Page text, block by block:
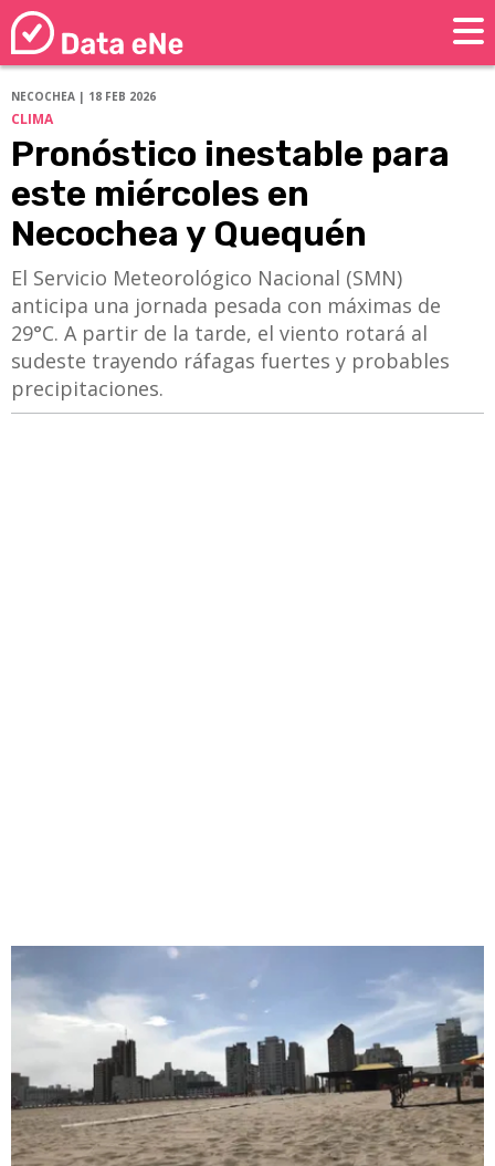
NECOCHEA | 18 FEB 2026
CLIMA
Pronóstico inestable para
este miércoles en
Necochea y Quequén
El Servicio Meteorológico Nacional (SMN)
anticipa una jornada pesada con máximas de
29°C. A partir de la tarde, el viento rotará al
sudeste trayendo ráfagas fuertes y probables
precipitaciones.